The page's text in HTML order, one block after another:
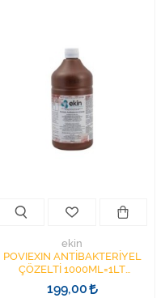
ekin
POVIEXIN ANTİBAKTERİYEL
ÇÖZELTİ 1000ML=1LT
BATİKON POVİEXİN
199,00